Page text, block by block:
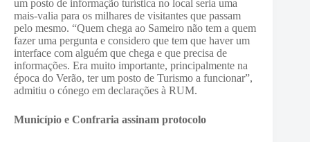
um posto de informação turística no local seria uma
mais-valia para os milhares de visitantes que passam
pelo mesmo. “Quem chega ao Sameiro não tem a quem
fazer uma pergunta e considero que tem que haver um
interface com alguém que chega e que precisa de
informações. Era muito importante, principalmente na
época do Verão, ter um posto de Turismo a funcionar”,
admitiu o cónego em declarações à RUM.
Município e Confraria assinam protocolo